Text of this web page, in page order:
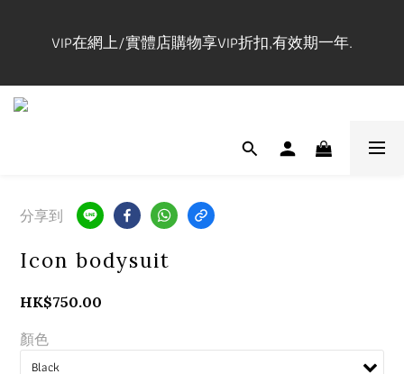
並即時享有全單VIP折扣.#請參閱購物流程#
VIP在網上/實體店購物享VIP折扣,有效期一年.
實體店提供試身服務,門市地址:長沙灣道650號中國船
7pm ,請先查詢休店日📲
登記成為會員並購買正價貨品$1200立即成為Maxi VIP
並即時享有全單VIP折扣.#請參閱購物流程#
分享到
Icon bodysuit
HK$750.00
顏色